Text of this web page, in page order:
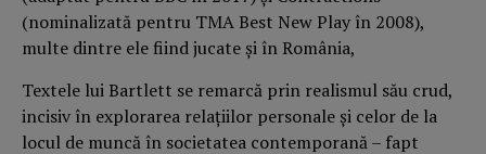
(nominalizată pentru TMA Best New Play în 2008),
multe dintre ele fiind jucate și în România,
Textele lui Bartlett se remarcă prin realismul său crud,
incisiv în explorarea relațiilor personale și celor de la
locul de muncă în societatea contemporană – fapt